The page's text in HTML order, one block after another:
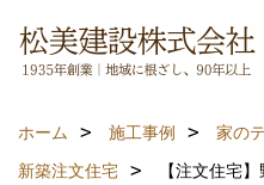
ホーム 施工事例
家の
新築注文住宅
【注文住宅